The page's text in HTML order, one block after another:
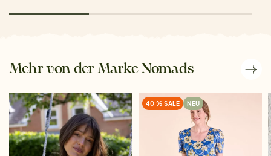
Mehr von der Marke Nomads
40 % SALE NEU